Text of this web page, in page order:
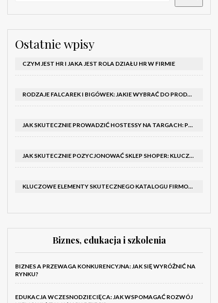
Ostatnie wpisy
CZYM JEST HR I JAKA JEST ROLA DZIAŁU HR W FIRMIE
RODZAJE FALCAREK I BIGÓWEK: JAKIE WYBRAĆ DO PRODUKCJI?
JAK SKUTECZNIE PROWADZIĆ HOSTESSY NA TARGACH: PORADNIK I SZKOLENIA
JAK SKUTECZNIE POZYCJONOWAĆ SKLEP SHOPER: KLUCZOWE KROKI I STRATEGIE
KLUCZOWE ELEMENTY SKUTECZNEGO KATALOGU FIRMOWEGO I BROSZURY
Biznes, edukacja i szkolenia
BIZNES A PRZEWAGA KONKURENCYJNA: JAK SIĘ WYRÓŻNIĆ NA
RYNKU?
EDUKACJA WCZESNODZIECIĘCA: JAK WSPOMAGAĆ ROZWÓJ